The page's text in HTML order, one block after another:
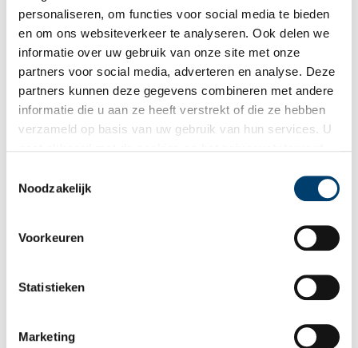
personaliseren, om functies voor social media te bieden
en om ons websiteverkeer te analyseren. Ook delen we
informatie over uw gebruik van onze site met onze
partners voor social media, adverteren en analyse. Deze
partners kunnen deze gegevens combineren met andere
informatie die u aan ze heeft verstrekt of die ze hebben
verzameld op basis van uw gebruik van hun services. U
Noodzakelijk
Voorkeuren
Statistieken
Marketing
Ook het interieur van de zuidelijke woning is enigszins gewijzigd.
De toegang in de voorgevel kwam voorheen direct uit in één van
de twee kamers aan de voorkant van het huis. In 1953 werd
achter deze voordeur een gang gemaakt met achteraan een toilet
en werd van de twee kamertjes één kamer gemaakt. Een
dwarsgang achter de kamer kwam te vervallen, waardoor er in de
keuken ruimte kwam voor een inpandig portaaltje. Ook in deze